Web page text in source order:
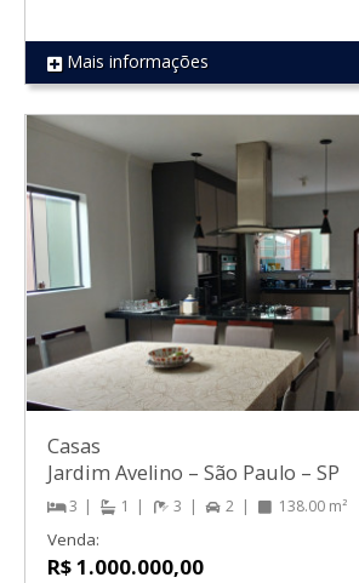
REF 1186
Mais informações
Casas
Jardim Avelino – São Paulo – SP
3 1 3 2 138.00 m²
Venda:
R$ 1.000.000,00